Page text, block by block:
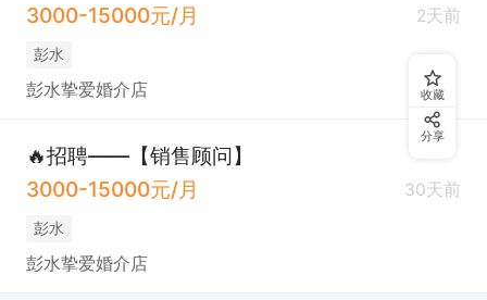
3000-15000元/月
2天前
彭水
彭水挚爱婚介店
🔥招聘——【销售顾问】
3000-15000元/月
30天前
彭水
彭水挚爱婚介店
收藏
分享